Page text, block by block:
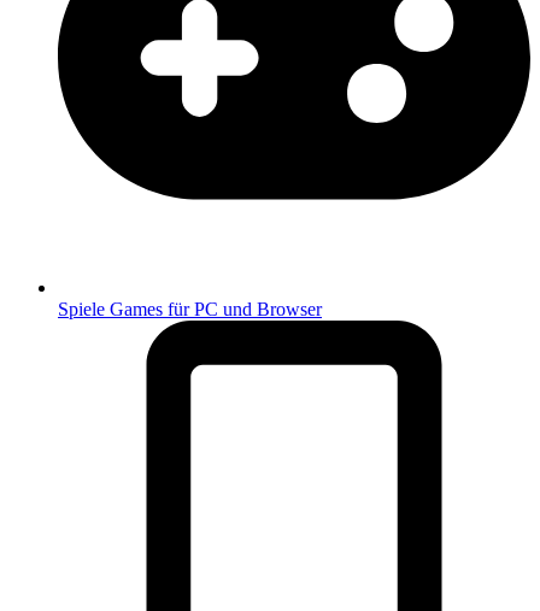
Spiele Games für PC und Browser